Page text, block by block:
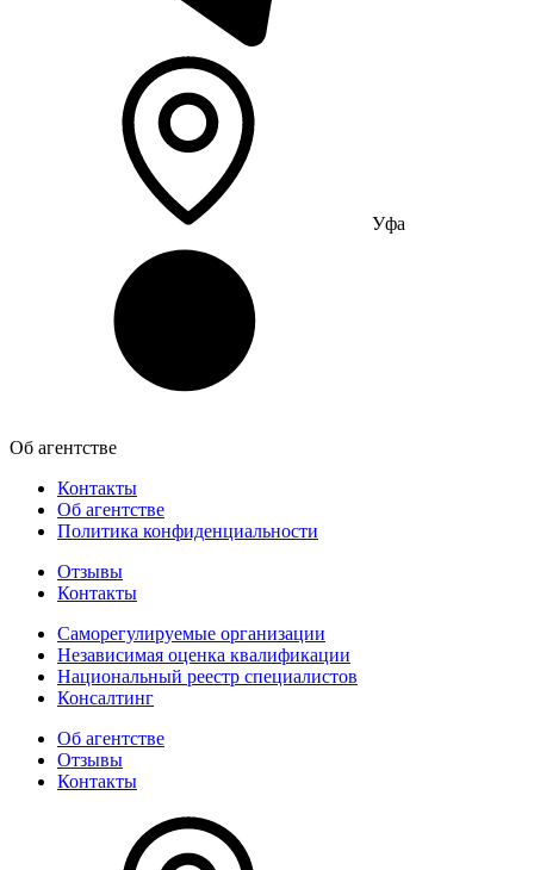
Уфа
Об агентстве
Контакты
Об агентстве
Политика конфиденциальности
Отзывы
Контакты
Саморегулируемые организации
Независимая оценка квалификации
Национальный реестр специалистов
Консалтинг
Об агентстве
Отзывы
Контакты